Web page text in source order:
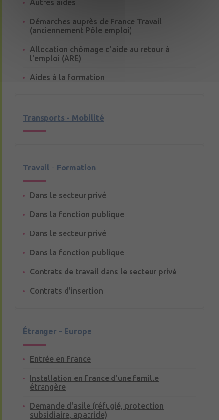
Autres aides
Démarches auprès de France Travail
(anciennement Pôle emploi)
Allocation chômage d'aide au retour à
l'emploi (ARE)
Aides à la formation
Transports - Mobilité
Travail - Formation
Dans le secteur privé
Dans la fonction publique
Dans le secteur privé
Dans la fonction publique
Contrats de travail dans le secteur privé
Contrats d'insertion
Étranger - Europe
Entrée en France
Installation en France d'une famille
étrangère
Demande d'asile (réfugié, protection
subsidiaire, apatride)